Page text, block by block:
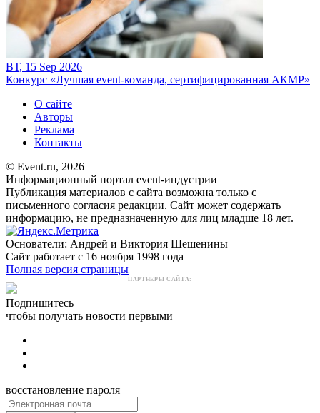
ВТ, 15 Sep 2026
Конкурс «Лучшая event-команда, сертифицированная АКМР»
О сайте
Авторы
Реклама
Контакты
© Event.ru, 2026
Информационный портал event-индустрии
Публикация материалов с сайта возможна только с
письменного согласия редакции. Сайт может содержать
информацию, не предназначенную для лиц младше 18 лет.
Основатели: Андрей и Виктория Шешенины
Сайт работает с 16 ноября 1998 года
Полная версия страницы
ПАРТНЕРЫ САЙТА:
Подпишитесь
чтобы получать новости первыми
восстановление пароля